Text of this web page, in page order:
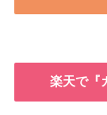
楽天で『